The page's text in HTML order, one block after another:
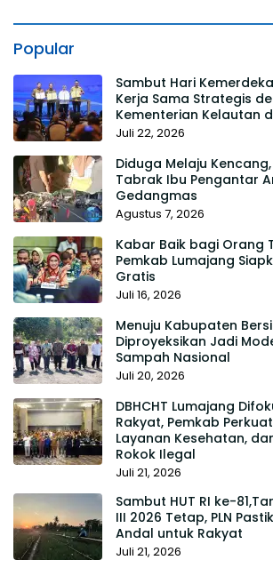
Popular
Sambut Hari
Kerja Sama Strategis
Kementerian Kelautan
Juli 22, 2026
Diduga Melaju Kencang,
Tabrak Ibu Pengantar
Gedangmas
Agustus 7, 2026
Kabar Baik bagi Orang
Pemkab Lumajang
Gratis
Juli 16, 2026
Menuju Kabupaten
Diproyeksikan Jadi
Sampah Nasional
Juli 20, 2026
DBHCHT Lumajang
Rakyat, Pemkab
Layanan Kesehatan,
Rokok Ilegal
Juli 21, 2026
Sambut HUT RI ke-
III 2026 Tetap, PLN
Andal untuk Rakyat
Juli 21, 2026